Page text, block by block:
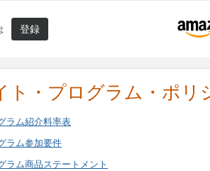
登録
ト・プログラム・ポリ
ラム紹介料率表
ラム参加要件
ラム商品ステートメント